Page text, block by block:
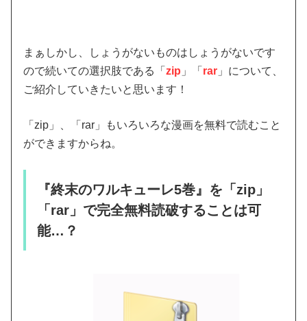
まぁしかし、しょうがないものはしょうがないです
ので続いての選択肢である「zip 」「 rar 」について、
ご紹介していきたいと思います！
「zip」、「rar」もいろいろな漫画を無料で読むこと
ができますからね。
『終末のワルキューレ5巻』を「zip」
「rar」で完全無料読破することは可
能…？